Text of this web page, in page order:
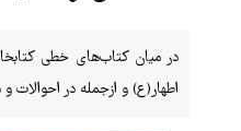
در میان کتاب‌های خطی
اطهار(ع) و ازجمله در